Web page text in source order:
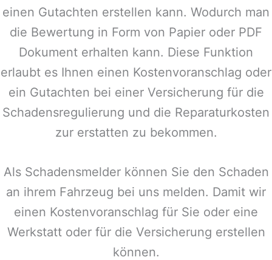
einen Gutachten erstellen kann. Wodurch man
die Bewertung in Form von Papier oder PDF
Dokument erhalten kann. Diese Funktion
erlaubt es Ihnen einen Kostenvoranschlag oder
ein Gutachten bei einer Versicherung für die
Schadensregulierung und die Reparaturkosten
zur erstatten zu bekommen.
Als Schadensmelder können Sie den Schaden
an ihrem Fahrzeug bei uns melden. Damit wir
einen Kostenvoranschlag für Sie oder eine
Werkstatt oder für die Versicherung erstellen
können.